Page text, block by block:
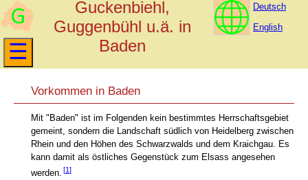
Guckenbiehl,
Guggenbühl u.ä. in
Baden
Deutsch
English
Vorkommen in Baden
Mit "Baden" ist im Folgenden kein bestimmtes Herrschaftsgebiet
gemeint, sondern die Landschaft südlich von Heidelberg zwischen
Rhein und den Höhen des Schwarzwalds und dem Kraichgau. Es
kann damit als östliches Gegenstück zum Elsass angesehen
werden.